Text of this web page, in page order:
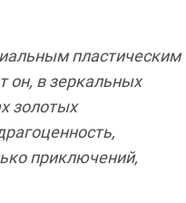
пластическим
он, в зеркальных
золотых
приключений,